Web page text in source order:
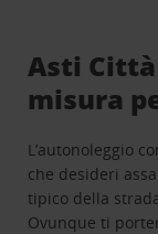
Asti
misura
L’autonoleggio
che desideri
tipico della
Ovunque ti